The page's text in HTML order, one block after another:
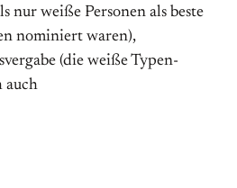
nur weiße Personen als beste
nominiert waren),
(die weiße Typen-
auch